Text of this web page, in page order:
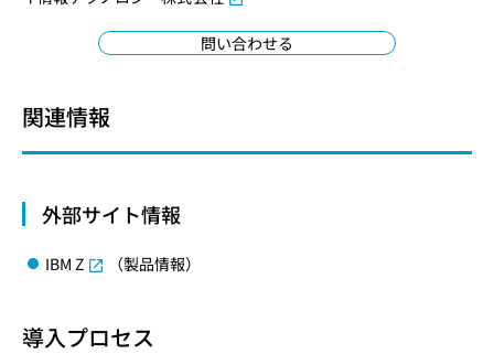
問い合わせる
関連情報
外部サイト情報
IBM Z （製品情報）
導入プロセス